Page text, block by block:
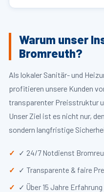
Warum unser
Bromreuth?
Als lokaler Sanitär- und
profitieren unsere Kunden
transparenter Preisstruktur
Unser Ziel ist es nicht nur,
sondern langfristige
✓ 24/7 Notdienst
✓ Transparente & faire
✓ Über 15 Jahre Erfahrung